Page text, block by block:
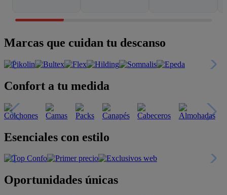
Marcas que cuidan tu descanso
Confort a tu medida
Esenciales con estilo
Oportunidades únicas